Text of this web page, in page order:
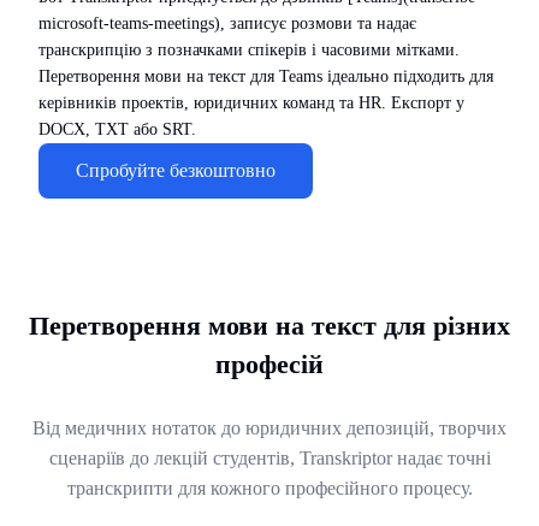
microsoft-teams-meetings), записує розмови та надає
транскрипцію з позначками спікерів і часовими мітками.
Перетворення мови на текст для Teams ідеально підходить для
керівників проектів, юридичних команд та HR. Експорт у
DOCX, TXT або SRT.
Спробуйте безкоштовно
Перетворення мови на текст для різних
професій
Від медичних нотаток до юридичних депозицій, творчих
сценаріїв до лекцій студентів, Transkriptor надає точні
транскрипти для кожного професійного процесу.